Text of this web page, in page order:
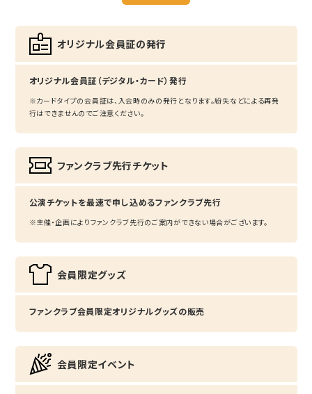
オリジナル会員証の発行
オリジナル会員証（デジタル・カード）発行
※カードタイプの会員証は、入会時のみの発行となります。紛失などによる再発
行はできませんのでご注意ください。
ファンクラブ先行チケット
公演チケットを最速で申し込めるファンクラブ先行
※主催・企画によりファンクラブ先行のご案内ができない場合がございます。
会員限定グッズ
ファンクラブ会員限定オリジナルグッズの販売
会員限定イベント